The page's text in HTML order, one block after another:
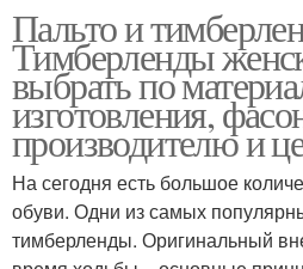
Пальто и
Тимберленды
выбрать по
изготовления,
производителю и
На сегодня есть большое
обуви. Одни из самых
тимберленды. Оригинальный